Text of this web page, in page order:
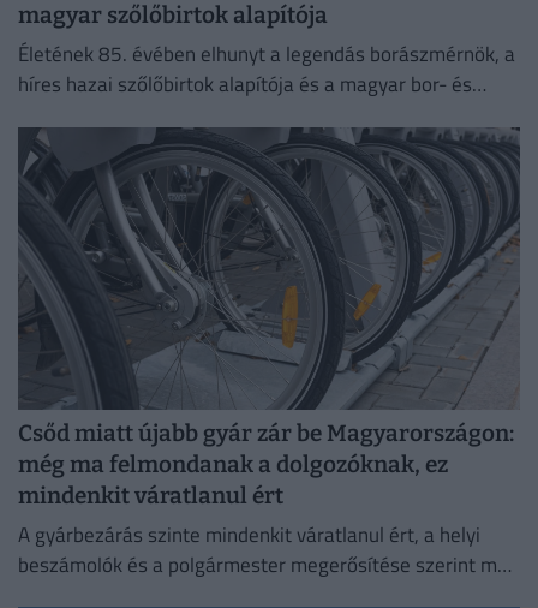
magyar szőlőbirtok alapítója
Életének 85. évében elhunyt a legendás borászmérnök, a
híres hazai szőlőbirtok alapítója és a magyar bor- és
Csőd miatt újabb gyár zár be Magyarországon:
még ma felmondanak a dolgozóknak, ez
mindenkit váratlanul ért
A gyárbezárás szinte mindenkit váratlanul ért, a helyi
beszámolók és a polgármester megerősítése szerint még